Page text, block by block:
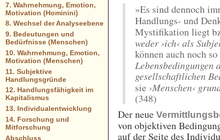
»Es sind dennoch
Handlungs- und
Mystifikation liegt
weder ›ich‹ als
können auch noch
gesellschaftlichen
sie›Menschen‹
(348)
Der neue
von objektiven
auf der Seite des
7. Wahrnehmung, Emotion,
Motivation (Hominini)
8. Wechsel der Analyseebene
9. Bedeutungen und
Bedürfnisse (Menschen)
10. Wahrnehmung, Emotion,
Motivation (Menschen)
11. Subjektive
Handlungsgründe
12. Handlungsfähigkeit im
Kapitalismus
13. Individualentwicklung
14. Forschung und
Mitforschung
Abschluss